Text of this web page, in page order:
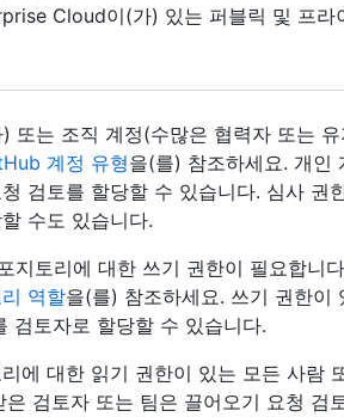
Cloud이(가) 있는 퍼블릭 및 프라
또는 조직 계정(수많은 협력자 또는
계정 유형을(를) 참조하세요. 개인
검토를 할당할 수 있습니다. 심사 권
수도 있습니다.
지토리에 대한 쓰기 권한이 필요합니
역할을(를) 참조하세요. 쓰기 권한이
검토자로 할당할 수 있습니다.
에 대한 읽기 권한이 있는 모든 사람
검토자 또는 팀은 끌어오기 요청 검